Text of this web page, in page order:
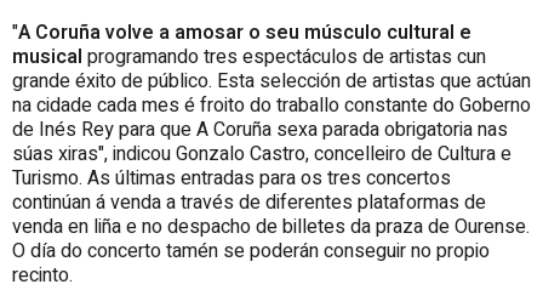
"A Coruña volve a amosar o seu músculo cultural e
musical programando tres espectáculos de artistas cun
grande éxito de público. Esta selección de artistas que actúan
na cidade cada mes é froito do traballo constante do Goberno
de Inés Rey para que A Coruña sexa parada obrigatoria nas
súas xiras", indicou Gonzalo Castro, concelleiro de Cultura e
Turismo. As últimas entradas para os tres concertos
continúan á venda a través de diferentes plataformas de
venda en liña e no despacho de billetes da praza de Ourense.
O día do concerto tamén se poderán conseguir no propio
recinto.